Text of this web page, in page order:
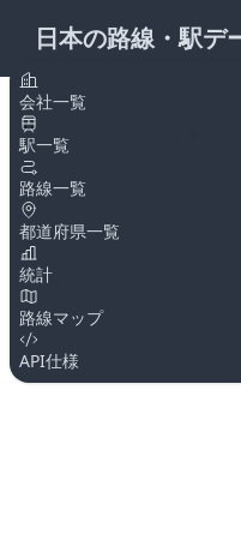
会社一覧
駅一覧
路線一覧
都道府県一覧
統計
路線マップ
API仕様
日本の路線・駅デ
トップページ